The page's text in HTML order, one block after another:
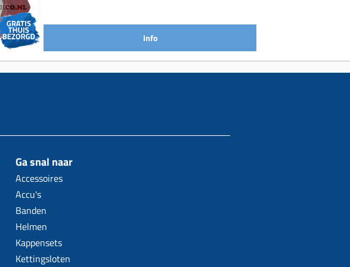
Info
Ga snal naar
Accessoires
Accu's
Banden
Helmen
Kappensets
Kettingsloten